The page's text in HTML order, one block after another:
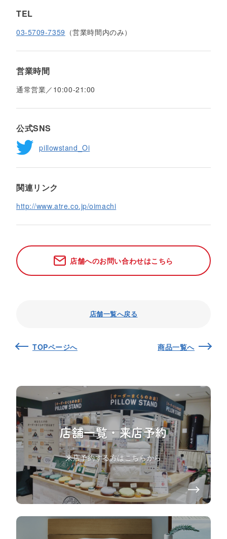
TEL
03-5709-7359 （営業時間内のみ）
営業時間
通常営業／10:00-21:00
公式SNS
pillowstand_Oi
関連リンク
http://www.atre.co.jp/oimachi
店舗へのお問い合わせはこちら
店舗一覧へ戻る
TOPページへ 商品一覧へ
店舗一覧・来店予約
来店予約する方はこちらから